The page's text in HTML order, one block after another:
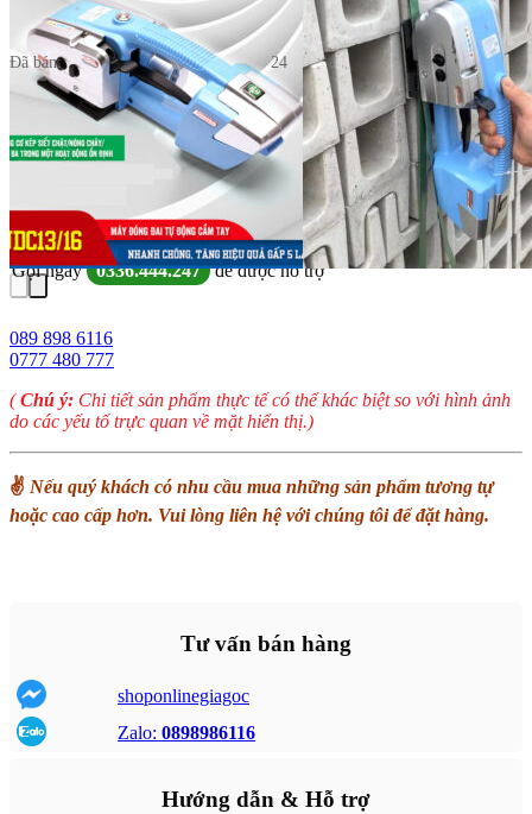
Giá:13.000.000₫
Đã bán: 24
Máy Đóng Đai Tự Động Cầm Tay JDC13/16 số lượng
Mua Ngay Thêm Vào Giỏ
Yêu cầu hỗ trợ hướng dẫn sử dụng sản phẩm mới
Gọi ngay 0336.444.247 để được hỗ trợ
089 898 6116
0777 480 777
( Chú ý: Chi tiết sản phẩm thực tế có thể khác biệt so với hình ảnh
do các yếu tố trực quan về mặt hiển thị.)
✌ Nếu quý khách có nhu cầu mua những sản phẩm tương tự
hoặc cao cấp hơn. Vui lòng liên hệ với chúng tôi để đặt hàng.
Tư vấn bán hàng
shoponlinegiagoc
Zalo: 0898986116
Hướng dẫn & Hỗ trợ